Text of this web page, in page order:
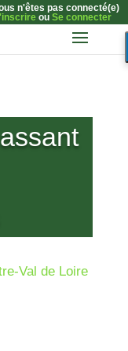
n'êtes pas connecté(e)
ou Se connecter
Val de Loire